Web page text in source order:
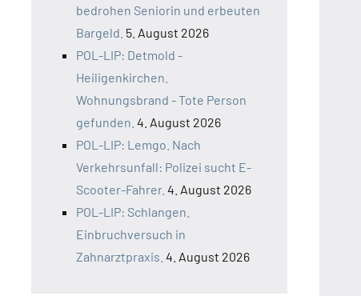
bedrohen Seniorin und erbeuten
Bargeld. 5. August 2026
POL-LIP: Detmold -
Heiligenkirchen.
Wohnungsbrand - Tote Person
gefunden. 4. August 2026
POL-LIP: Lemgo. Nach
Verkehrsunfall: Polizei sucht E-
Scooter-Fahrer. 4. August 2026
POL-LIP: Schlangen.
Einbruchversuch in
Zahnarztpraxis. 4. August 2026